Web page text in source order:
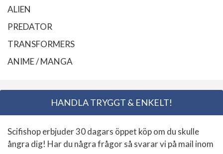
ALIEN
PREDATOR
TRANSFORMERS
ANIME / MANGA
HANDLA TRYGGT & ENKELT!
Scifishop erbjuder 30 dagars öppet köp om du skulle
ångra dig! Har du några frågor så svarar vi på mail inom